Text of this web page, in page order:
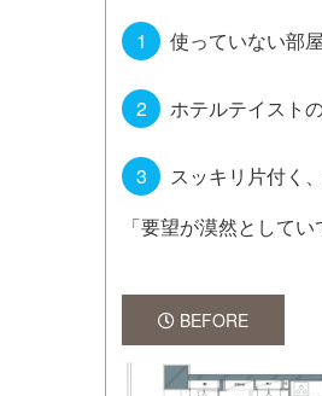
使っていない部
ホテルテイスト
スッキリ片付く
「要望が漠然として
BEFORE